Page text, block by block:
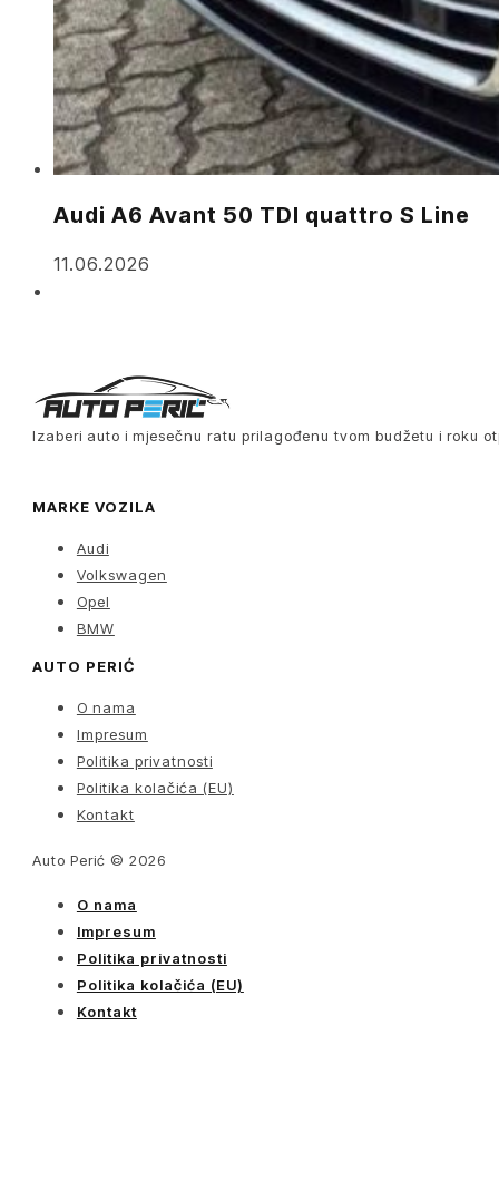
Audi A6 Avant 50 TDI quattro S Line
11.06.2026
Izaberi auto i mjesečnu ratu prilagođenu tvom budžetu i roku
MARKE VOZILA
Audi
Volkswagen
Opel
BMW
AUTO PERIĆ
O nama
Impresum
Politika privatnosti
Politika kolačića (EU)
Kontakt
Auto Perić © 2026
O nama
Impresum
Politika privatnosti
Politika kolačića (EU)
Kontakt